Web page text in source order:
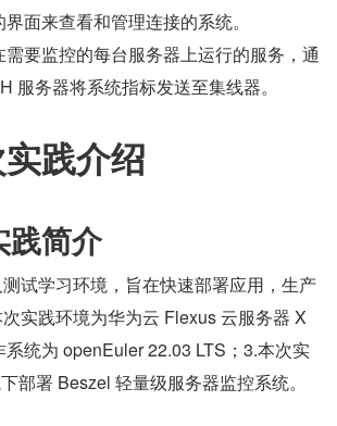
面来查看和管理连接的系统。
需要监控的每台服务器上运行的服务，通
服务器将系统指标发送至集线器。
践介绍
践简介
试学习环境，旨在快速部署应用，生产
实践环境为华为云 Flexus 云服务器 X
统为 openEuler 22.03 LTS；3.本次实
部署 Beszel 轻量级服务器监控系统。